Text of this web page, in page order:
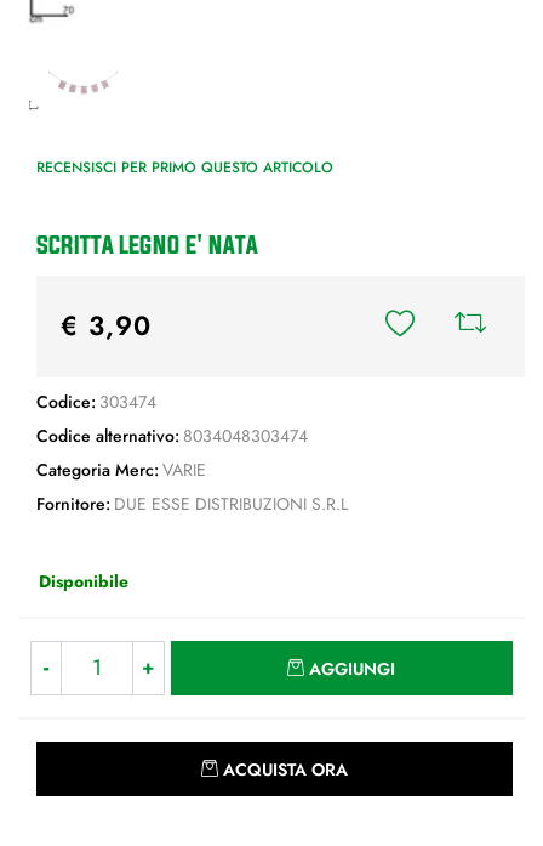
RECENSISCI PER PRIMO QUESTO ARTICOLO
SCRITTA LEGNO E' NATA
€ 3,90
Codice: 303474
Codice alternativo: 8034048303474
Categoria Merc: VARIE
Fornitore: DUE ESSE DISTRIBUZIONI S.R.L
Disponibile
AGGIUNGI
ACQUISTA ORA